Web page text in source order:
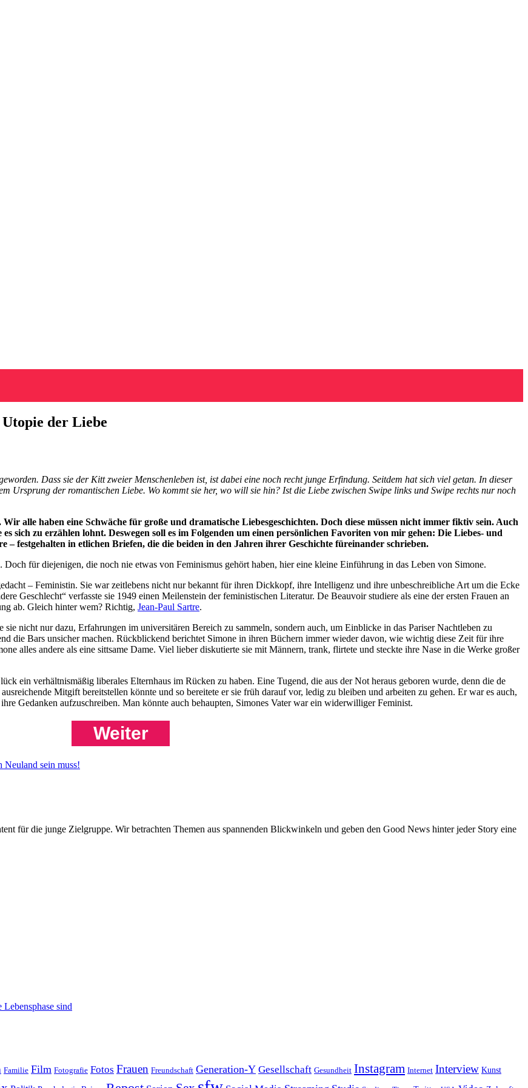
der Liebe
Dass sie der Kitt zweier Menschenleben ist, ist dabei eine noch recht junge Erfindung. Seitdem hat sich viel getan. In dieser
Ursprung der romantischen Liebe. Wo kommt sie her, wo will sie hin? Ist die Liebe zwischen Swipe links und Swipe rechts nur noch
alle haben eine Schwäche für große und dramatische Liebesgeschichten. Doch diese müssen nicht immer fiktiv sein. Auch
sich zu erzählen lohnt. Deswegen soll es im Folgenden um einen persönlichen Favoriten von mir gehen: Die Liebes- und
– festgehalten in etlichen Briefen, die die beiden in den Jahren ihrer Geschichte füreinander schrieben.
für diejenigen, die noch nie etwas von Feminismus gehört haben, hier eine kleine Einführung in das Leben von Simone.
– Feministin. Sie war zeitlebens nicht nur bekannt für ihren Dickkopf, ihre Intelligenz und ihre unbeschreibliche Art um die Ecke
Geschlecht“ verfasste sie 1949 einen Meilenstein der feministischen Literatur. De Beauvoir studiere als eine der ersten Frauen an
ab. Gleich hinter wem? Richtig, Jean-Paul Sartre.
nicht nur dazu, Erfahrungen im universitären Bereich zu sammeln, sondern auch, um Einblicke in das Pariser Nachtleben zu
die Bars unsicher machen. Rückblickend berichtet Simone in ihren Büchern immer wieder davon, wie wichtig diese Zeit für ihre
alles andere als eine sittsame Dame. Viel lieber diskutierte sie mit Männern, trank, flirtete und steckte ihre Nase in die Werke großer
ein verhältnismäßig liberales Elternhaus im Rücken zu haben. Eine Tugend, die aus der Not heraus geboren wurde, denn die de
Mitgift bereitstellen könnte und so bereitete er sie früh darauf vor, ledig zu bleiben und arbeiten zu gehen. Er war es auch,
Gedanken aufzuschreiben. Man könnte auch behaupten, Simones Vater war ein widerwilliger Feminist.
Weiter
Neuland sein muss!
für die junge Zielgruppe. Wir betrachten Themen aus spannenden Blickwinkeln und geben den Good News hinter jeder Story eine
Lebensphase sind
Familie Film Fotografie Fotos Frauen Freundschaft Generation-Y Gesellschaft Gesundheit Instagram Internet Interview Kunst